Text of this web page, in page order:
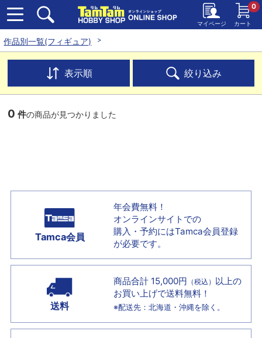
マイページ カート
0
作品別一覧(フィギュア)
表示順 絞り込み
0 件の商品が見つかりました
Tamca会員
年会費無料！
オンラインサイトでの
購入・予約にはTamca会員登録
が必要です。
送料
商品合計 15,000円 （税込） 以上の
お買い上げで送料無料！
※配送先：北海道・沖縄を除く。